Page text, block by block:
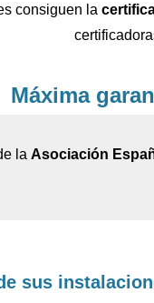
consiguen la
Máxima
la Asociación
sus